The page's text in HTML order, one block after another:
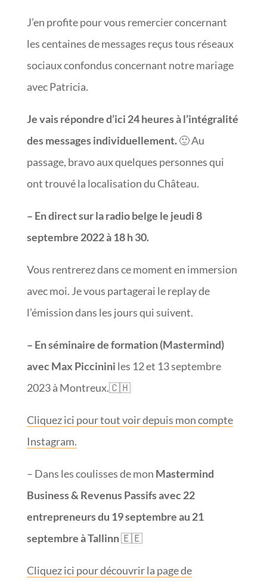
J’en profite pour vous remercier concernant
les centaines de messages reçus tous réseaux
sociaux confondus concernant notre mariage
avec Patricia.
Je vais répondre d’ici 24 heures à l’intégralité
des messages individuellement.🙂 Au
passage, bravo aux quelques personnes qui
ont trouvé la localisation du Château.
– En direct sur la radio belge le jeudi 8
septembre 2022 à 18 h 30.
Vous rentrerez dans ce moment en immersion
avec moi. Je vous partagerai le replay de
l’émission dans les jours qui suivent.
– En séminaire de formation (Mastermind)
avec Max Piccinini les 12 et 13 septembre
2023 à Montreux.🇨🇭
Cliquez ici pour tout voir depuis mon compte
Instagram.
– Dans les coulisses de mon Mastermind
Business & Revenus Passifs avec 22
entrepreneurs du 19 septembre au 21
septembre à Tallinn🇪🇪
Cliquez ici pour découvrir la page de